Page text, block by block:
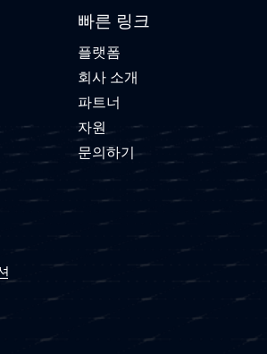
빠른 링크
플랫폼
회사 소개
파트너
자원
문의하기